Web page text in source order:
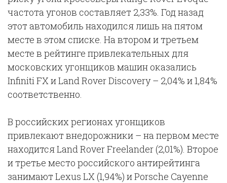
частота угонов составляет 2,33%. Год назад
этот автомобиль находился лишь на пятом
месте в этом списке. На втором и третьем
месте в рейтинге привлекательных для
московских угонщиков машин оказались
Infiniti FX и Land Rover Discovery – 2,04% и 1,84%
соответственно.
В российских регионах угонщиков
привлекают внедорожники – на первом месте
находится Land Rover Freelander (2,01%). Второе
и третье место российского антирейтинга
занимают Lexus LX (1,94%) и Porsche Cayenne